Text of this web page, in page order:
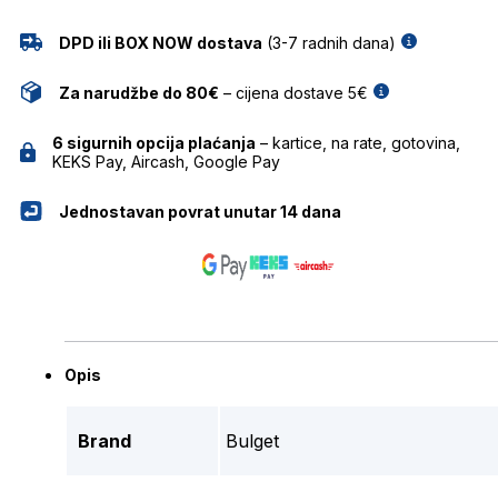
DPD ili BOX NOW dostava (3-7 radnih dana)
Za narudžbe do 80€ – cijena dostave 5€
6 sigurnih opcija plaćanja – kartice, na rate, gotovina,
KEKS Pay, Aircash, Google Pay
Jednostavan povrat unutar 14 dana
Opis
Brand Bulget